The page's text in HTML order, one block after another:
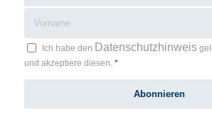
Ich habe den Datenschutzhinweis
und akzeptiere diesen. *